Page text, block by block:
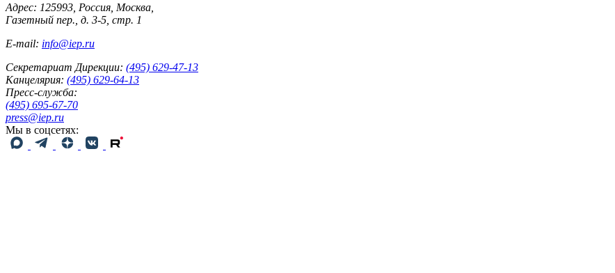
Адрес: 125993, Россия, Москва,
Газетный пер., д. 3-5, стр. 1
E-mail: info@iep.ru
Секретариат Дирекции: (495) 629-47-13
Канцелярия: (495) 629-64-13
Пресс-служба:
(495) 695-67-70
press@iep.ru
Мы в соцсетях: